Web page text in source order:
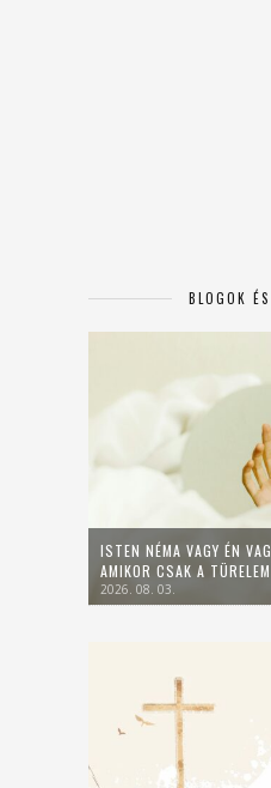
BLOGOK
ISTEN NÉMA VAGY ÉN
AMIKOR CSAK A
2026. 08. 03.